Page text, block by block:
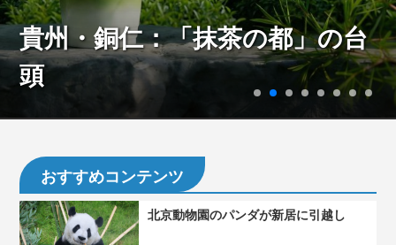
貴州・銅仁：「抹茶の都」の台
頭
おすすめコンテンツ
北京動物園のパンダが新居に引越し